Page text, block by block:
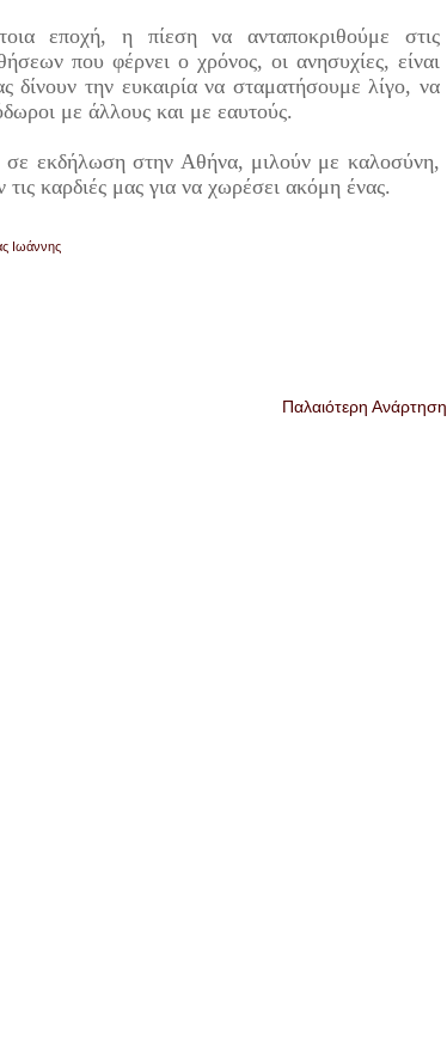
εποχή, η πίεση να ανταποκριθούμε στις
που φέρνει ο χρόνος, οι ανησυχίες, είναι
την ευκαιρία να σταματήσουμε λίγο, να
με άλλους και με εαυτούς.
σε εκδήλωση στην Αθήνα, μιλούν με καλοσύνη,
καρδιές μας για να χωρέσει ακόμη ένας.
Ιωάννης
Παλαιότερη Ανάρτηση